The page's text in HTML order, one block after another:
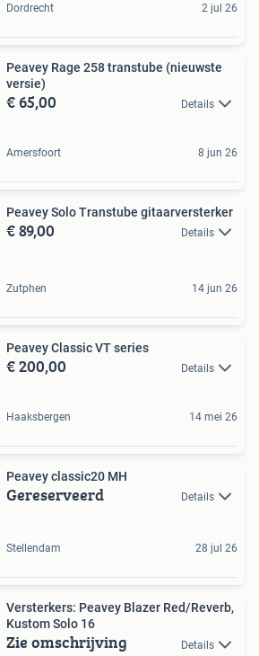
Dordrecht 2 jul 26
Peavey Rage 258 transtube (nieuwste
versie)
€ 65,00 Details
Amersfoort 8 jun 26
Peavey Solo Transtube gitaarversterker
€ 89,00 Details
Zutphen 14 jun 26
Peavey Classic VT series
€ 200,00 Details
Haaksbergen 14 mei 26
Peavey classic20 MH
Gereserveerd Details
Stellendam 28 jul 26
Versterkers: Peavey Blazer Red/Reverb,
Kustom Solo 16
Zie omschrijving Details